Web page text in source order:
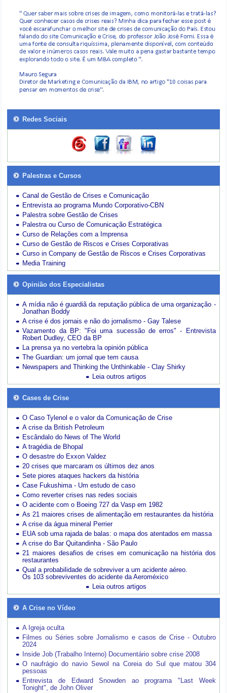
Redes Sociais
Palestras e Cursos
Canal de Gestão de Crises e Comunicação
Entrevista ao programa Mundo Corporativo-CBN
Palestra sobre Gestão de Crises
Palestra ou Curso de Comunicação Estratégica
Curso de Relações com a Imprensa
Curso de Gestão de Riscos e Crises Corporativas
Curso in Company de Gestão de Riscos e Crises Corporativas
Media Training
Opinião dos Especialistas
A mídia não é guardiã da reputação pública de uma organização -
Jonathan Boddy
A crise é dos jornais e não do jornalismo - Gay Talese
Vazamento da BP: "Foi uma sucessão de erros" - Entrevista
Robert Dudley, CEO da BP
La prensa ya no vertebra la opinión pública
The Guardian: um jornal que tem causa
Newspapers and Thinking the Unthinkable - Clay Shirky
Leia outros artigos
Cases de Crise
O Caso Tylenol e o valor da Comunicação de Crise
A crise da British Petroleum
Escândalo do News of The World
A tragédia de Bhopal
O desastre do Exxon Valdez
20 crises que marcaram os últimos dez anos
Sete piores ataques hackers da história
Case Fukushima - Um estudo de caso
Como reverter crises nas redes sociais
O acidente com o Boeing 727 da Vasp em 1982
As 21 maiores crises de alimentação em restaurantes da história
A crise da água mineral Perrier
EUA sob uma rajada de balas: o mapa dos atentados em massa
A crise do Bar Quitandinha - São Paulo
21 maiores desafios de crises em comunicação na história dos
restaurantes
Qual a probabilidade de sobreviver a um acidente aéreo.
Os 103 sobreviventes do acidente da Aeroméxico
Leia outros artigos
A Crise no Vídeo
A Igreja oculta
Filmes ou Séries sobre Jornalismo e casos de Crise - Outubro
2024
Inside Job (Trabalho Interno) Documentário sobre crise 2008
O naufrágio do navio Sewol na Coreia do Sul que matou 304
pessoas
Entrevista de Edward Snowden ao programa "Last Week
Tonight", de John Oliver